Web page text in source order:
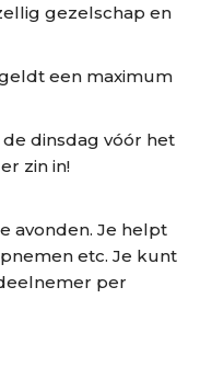
gezelschap en
een maximum
dinsdag vóór het
zin in!
avonden. Je helpt
etc. Je kunt
per